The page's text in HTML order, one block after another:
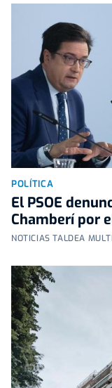
POLÍTICA
El PSOE
Chamberí por
NOTICIAS TALDEA